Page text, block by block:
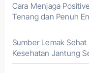
Cara Menjaga
Tenang dan Penuh
Sumber Lemak
Kesehatan Jantung